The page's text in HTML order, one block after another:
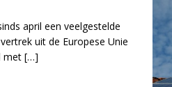
april een veelgestelde
uit de Europese Unie
met […]